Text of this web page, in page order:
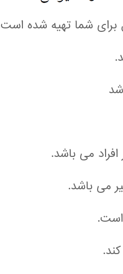
برای شما تهیه شده
می باشد.
می باشد.